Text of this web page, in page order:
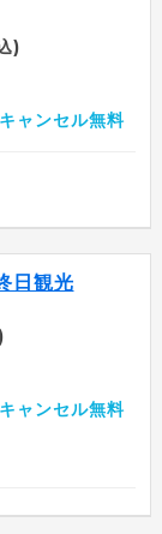
)
ャンセル無料
日観光
ャンセル無料